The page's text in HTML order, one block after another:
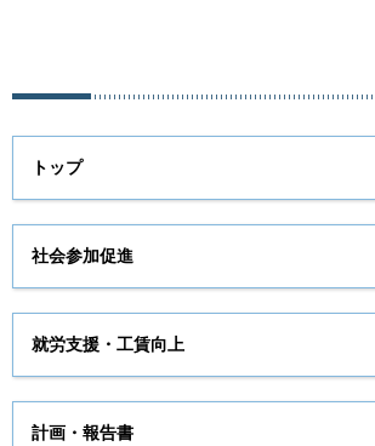
トップ
社会参加促進
就労支援・工賃向上
計画・報告書